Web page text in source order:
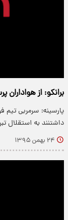
برانکو: از
پارسینه: سرمربی
داشتنند به استقلال
۲۴ بهمن ۱۳۹۵